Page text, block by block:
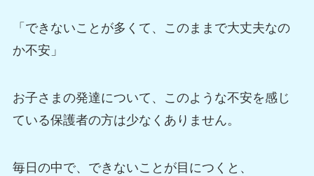
「できないことが多くて、このままで大丈夫なの
か不安」
お子さまの発達について、このような不安を感じ
ている保護者の方は少なくありません。
毎日の中で、できないことが目につくと、